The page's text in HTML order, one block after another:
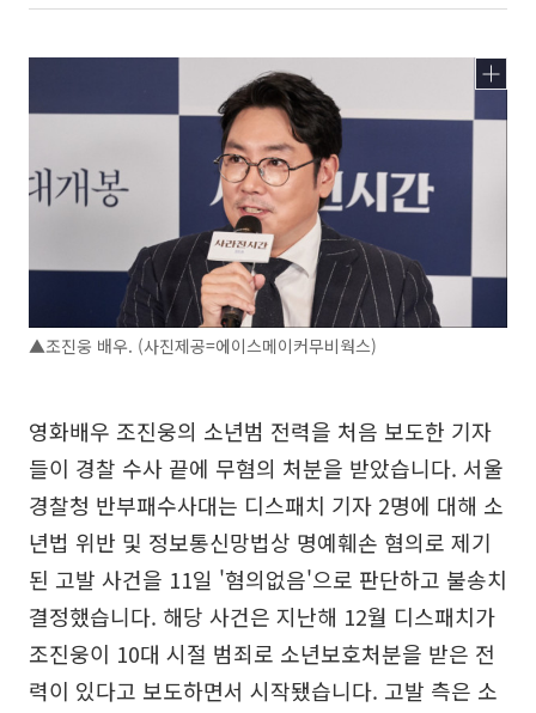
▲조진웅 배우. (사진제공=에이스메이커무비웍스)
영화배우 조진웅의 소년범 전력을 처음 보도한 기자
들이 경찰 수사 끝에 무혐의 처분을 받았습니다. 서울
경찰청 반부패수사대는 디스패치 기자 2명에 대해 소
년법 위반 및 정보통신망법상 명예훼손 혐의로 제기
된 고발 사건을 11일 '혐의없음'으로 판단하고 불송치
결정했습니다. 해당 사건은 지난해 12월 디스패치가
조진웅이 10대 시절 범죄로 소년보호처분을 받은 전
력이 있다고 보도하면서 시작됐습니다. 고발 측은 소